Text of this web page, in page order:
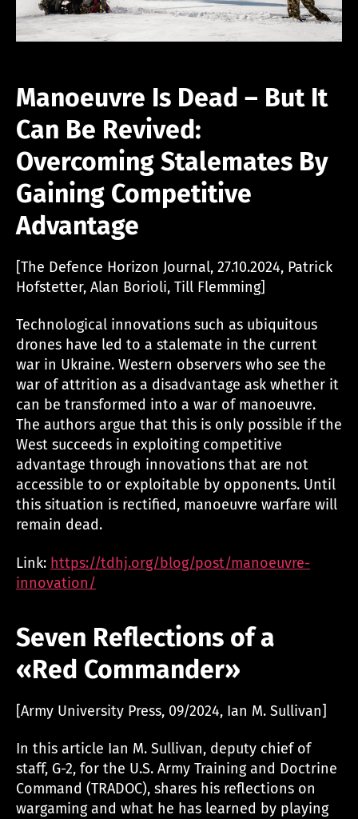
Manoeuvre Is Dead – But It
Can Be Revived:
Overcoming Stalemates By
Gaining Competitive
Advantage
[The Defence Horizon Journal, 27.10.2024, Patrick
Hofstetter, Alan Borioli, Till Flemming]
Technological innovations such as ubiquitous
drones have led to a stalemate in the current
war in Ukraine. Western observers who see the
war of attrition as a disadvantage ask whether it
can be transformed into a war of manoeuvre.
The authors argue that this is only possible if the
West succeeds in exploiting competitive
advantage through innovations that are not
accessible to or exploitable by opponents. Until
this situation is rectified, manoeuvre warfare will
remain dead.
Link: https://tdhj.org/blog/post/manoeuvre-
innovation/
Seven Reflections of a
«Red Commander»
[Army University Press, 09/2024, Ian M. Sullivan]
In this article Ian M. Sullivan, deputy chief of
staff, G-2, for the U.S. Army Training and Doctrine
Command (TRADOC), shares his reflections on
wargaming and what he has learned by playing